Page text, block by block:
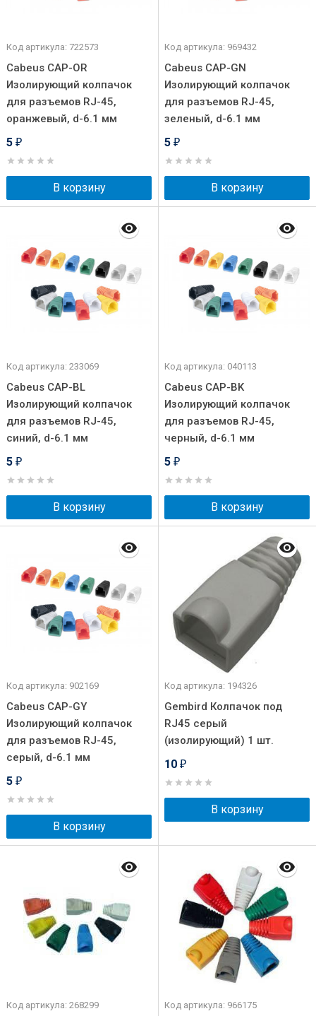
Код артикула: 722573
Cabeus CAP-OR
Изолирующий колпачок
для разъемов RJ-45,
оранжевый, d-6.1 мм
5 ₽
В корзину
Код артикула: 969432
Cabeus CAP-GN
Изолирующий колпачок
для разъемов RJ-45,
зеленый, d-6.1 мм
5 ₽
В корзину
Код артикула: 233069
Cabeus CAP-BL
Изолирующий колпачок
для разъемов RJ-45,
синий, d-6.1 мм
5 ₽
В корзину
Код артикула: 040113
Cabeus CAP-BK
Изолирующий колпачок
для разъемов RJ-45,
черный, d-6.1 мм
5 ₽
В корзину
Код артикула: 902169
Cabeus CAP-GY
Изолирующий колпачок
для разъемов RJ-45,
серый, d-6.1 мм
5 ₽
В корзину
Код артикула: 194326
Gembird Колпачок под
RJ45 серый
(изолирующий) 1 шт.
10 ₽
В корзину
Код артикула: 268299 Код артикула: 966175